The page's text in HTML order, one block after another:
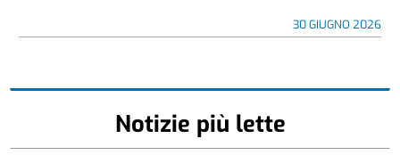
30 GIUGNO 2026
Notizie più lette